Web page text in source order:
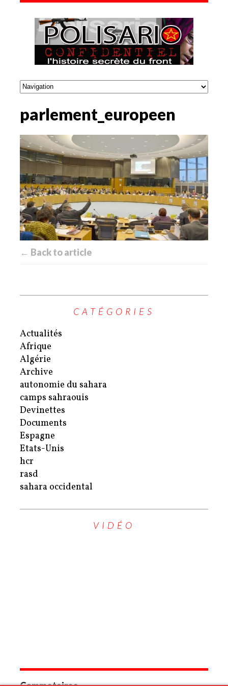
parlement_europeen
← Back to article
CATÉGORIES
Actualités
Afrique
Algérie
Archive
autonomie du sahara
camps sahraouis
Devinettes
Documents
Espagne
Etats-Unis
hcr
rasd
sahara occidental
VIDÉO